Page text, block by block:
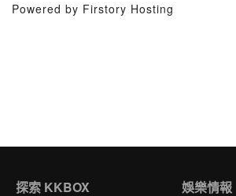
Powered by Firstory Hosting
探索 KKBOX 娛樂情報